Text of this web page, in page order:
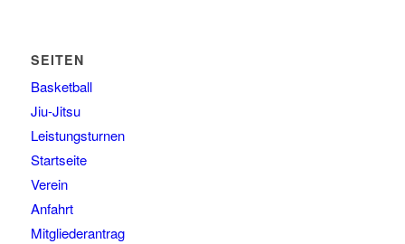
SEITEN
Basketball
Jiu-Jitsu
Leistungsturnen
Startseite
Verein
Anfahrt
Mitgliederantrag